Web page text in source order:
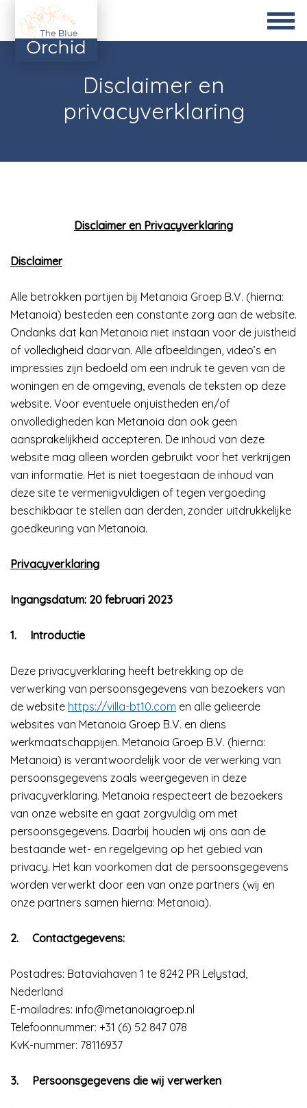
Disclaimer en
privacyverklaring
Disclaimer en Privacyverklaring
Disclaimer
Alle betrokken partijen bij Metanoia Groep B.V. (hierna:
Metanoia) besteden een constante zorg aan de website.
Ondanks dat kan Metanoia niet instaan voor de juistheid
of volledigheid daarvan. Alle afbeeldingen, video’s en
impressies zijn bedoeld om een indruk te geven van de
woningen en de omgeving, evenals de teksten op deze
website. Voor eventuele onjuistheden en/of
onvolledigheden kan Metanoia dan ook geen
aansprakelijkheid accepteren. De inhoud van deze
website mag alleen worden gebruikt voor het verkrijgen
van informatie. Het is niet toegestaan de inhoud van
deze site te vermenigvuldigen of tegen vergoeding
beschikbaar te stellen aan derden, zonder uitdrukkelijke
goedkeuring van Metanoia.
Privacyverklaring
Ingangsdatum: 20 februari 2023
1. Introductie
Deze privacyverklaring heeft betrekking op de
verwerking van persoonsgegevens van bezoekers van
de website https://villa-bt10.com en alle gelieerde
websites van Metanoia Groep B.V. en diens
werkmaatschappijen. Metanoia Groep B.V. (hierna:
Metanoia) is verantwoordelijk voor de verwerking van
persoonsgegevens zoals weergegeven in deze
privacyverklaring. Metanoia respecteert de bezoekers
van onze website en gaat zorgvuldig om met
persoonsgegevens. Daarbij houden wij ons aan de
bestaande wet- en regelgeving op het gebied van
privacy. Het kan voorkomen dat de persoonsgegevens
worden verwerkt door een van onze partners (wij en
onze partners samen hierna: Metanoia).
2. Contactgegevens:
Postadres: Bataviahaven 1 te 8242 PR Lelystad,
Nederland
E-mailadres: info@metanoiagroep.nl
Telefoonnummer: +31 (6) 52 847 078
KvK-nummer: 78116937
3. Persoonsgegevens die wij verwerken